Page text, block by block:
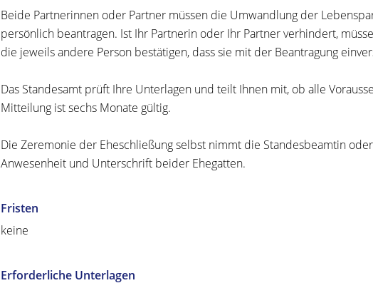
Beide Partnerinnen oder Partner müssen die Umwandlung der
persönlich beantragen. Ist Ihr Partnerin oder Ihr Partner verhindert,
die jeweils andere Person bestätigen, dass sie mit der Beantragung
Das Standesamt prüft Ihre Unterlagen und teilt Ihnen mit, ob alle
Mitteilung ist sechs Monate gültig.
Die Zeremonie der Eheschließung selbst nimmt die Standesbeamtin
Anwesenheit und Unterschrift beider Ehegatten.
Fristen
keine
Erforderliche Unterlagen